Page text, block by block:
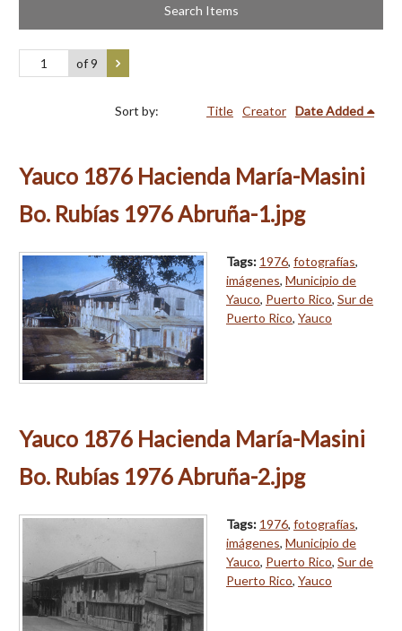
Search Items
of 9
Sort by: Title Creator Date Added
Yauco 1876 Hacienda María-Masini
Bo. Rubías 1976 Abruña-1.jpg
Tags: 1976, fotografías,
imágenes, Municipio de
Yauco, Puerto Rico, Sur de
Puerto Rico, Yauco
Yauco 1876 Hacienda María-Masini
Bo. Rubías 1976 Abruña-2.jpg
Tags: 1976, fotografías,
imágenes, Municipio de
Yauco, Puerto Rico, Sur de
Puerto Rico, Yauco